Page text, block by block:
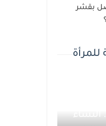
بقشر
النساء